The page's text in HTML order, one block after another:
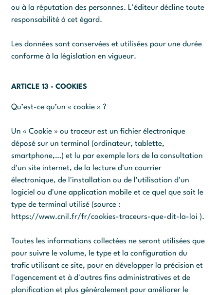
ou à la réputation des personnes. L'éditeur décline toute
responsabilité à cet égard.
Les données sont conservées et utilisées pour une durée
conforme à la législation en vigueur.
ARTICLE 13 - COOKIES
Qu’est-ce qu’un « cookie » ?
Un « Cookie » ou traceur est un fichier électronique
déposé sur un terminal (ordinateur, tablette,
smartphone,…) et lu par exemple lors de la consultation
d'un site internet, de la lecture d'un courrier
électronique, de l'installation ou de l'utilisation d'un
logiciel ou d'une application mobile et ce quel que soit le
type de terminal utilisé (source :
https://www.cnil.fr/fr/cookies-traceurs-que-dit-la-loi ).
Toutes les informations collectées ne seront utilisées que
pour suivre le volume, le type et la configuration du
trafic utilisant ce site, pour en développer la précision et
l'agencement et à d'autres fins administratives et de
planification et plus généralement pour améliorer le